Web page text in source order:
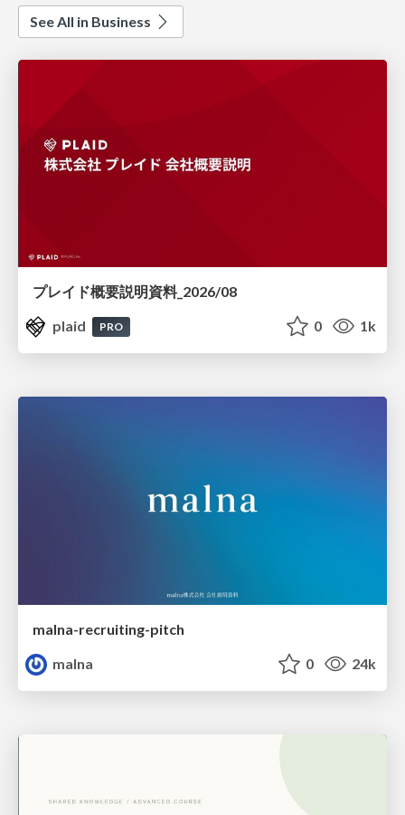
See All in Business
プレイド概要説明資料_2026/08
plaid
PRO 0 1k
malna-recruiting-pitch
malna
0 24k